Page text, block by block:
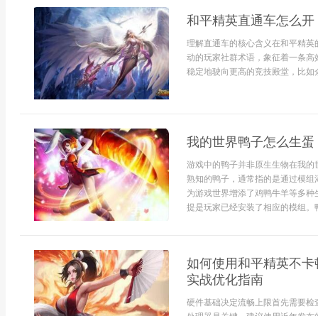
和平精英直通车怎么
理解直通车的核心含义在和平精
动的玩家社群术语，象征着一条
稳定地驶向更高的竞技殿堂，比如
我的世界鸭子怎么生
游戏中的鸭子并非原生生物在我
熟知的鸭子，通常指的是通过模
为游戏世界增添了鸡鸭牛羊等多
提是玩家已经安装了相应的模组
如何使用和平精英不
实战优化指南
硬件基础决定流畅上限首先需要